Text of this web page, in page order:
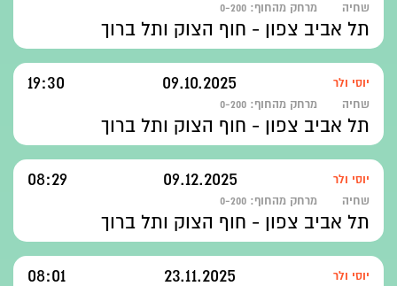
שחיה מרחק מהחוף: 0-200
תל אביב צפון - חוף הצוק ותל ברוך
יוסי ולר 09.10.2025
19:30
שחיה מרחק מהחוף: 0-200
תל אביב צפון - חוף הצוק ותל ברוך
יוסי ולר 09.12.2025
08:29
שחיה מרחק מהחוף: 0-200
תל אביב צפון - חוף הצוק ותל ברוך
יוסי ולר 23.11.2025
08:01